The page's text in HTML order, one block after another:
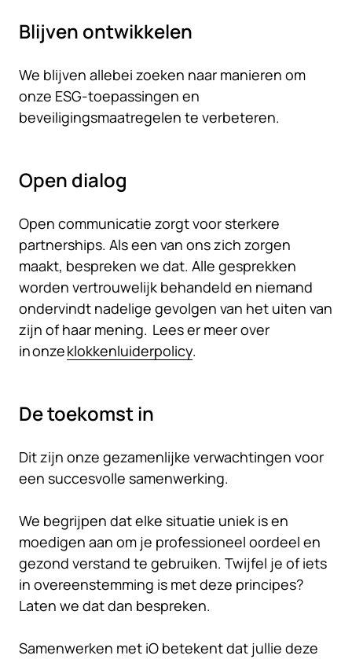
Blijven ontwikkelen
We blijven allebei zoeken naar manieren om
onze ESG-toepassingen en
beveiligingsmaatregelen te verbeteren.
Open dialog
Open communicatie zorgt voor sterkere
partnerships. Als een van ons zich zorgen
maakt, bespreken we dat. Alle gesprekken
worden vertrouwelijk behandeld en niemand
ondervindt nadelige gevolgen van het uiten van
zijn of haar mening. Lees er meer over
in onzeklokkenluiderpolicy.
De toekomst in
Dit zijn onze gezamenlijke verwachtingen voor
een succesvolle samenwerking.
We begrijpen dat elke situatie uniek is en
moedigen aan om je professioneel oordeel en
gezond verstand te gebruiken. Twijfel je of iets
in overeenstemming is met deze principes?
Laten we dat dan bespreken.
Samenwerken met iO betekent dat jullie deze